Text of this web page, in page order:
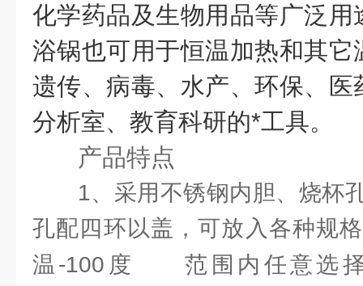
化学药品及生物用品等广泛
浴锅也可用于恒温加热和其
遗传、病毒、水产、环保、
分析室、教育科研的*工具。
产品特点
1、采用不锈钢内胆、烧杯
孔配四环以盖，可放入各种规
温-100度
范围内任意选